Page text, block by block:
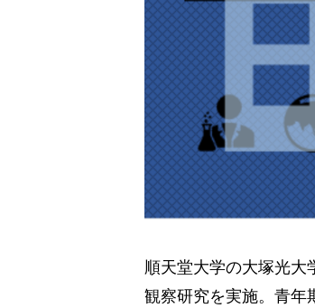
順天堂大学の大塚光大
観察研究を実施。青年